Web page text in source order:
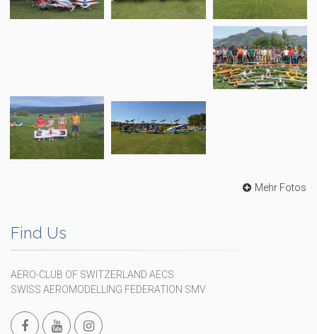
Mehr Fotos
Find Us
AERO-CLUB OF SWITZERLAND AECS
SWISS AEROMODELLING FEDERATION SMV